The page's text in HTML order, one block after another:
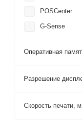
POSCenter
G-Sense
Оперативная
Разрешение
Скорость печати,